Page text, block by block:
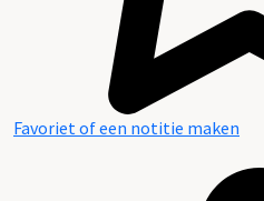
Favoriet of een notitie maken